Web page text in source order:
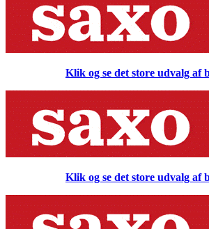
Klik og se det store udvalg af
Klik og se det store udvalg af